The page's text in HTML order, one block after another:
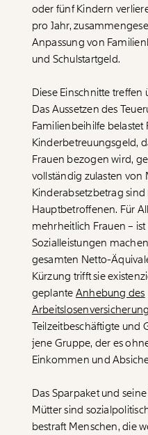
oder fünf Kindern
pro Jahr,
Anpassung von
und Schulstartgeld.
Diese Einschnitte
Das Aussetzen des
Familienbeihilfe belastet
Kinderbetreuungsgeld,
Frauen bezogen wird,
vollständig zulasten von
Kinderabsetzbetrag
Hauptbetroffenen. Für
mehrheitlich Frauen –
Sozialleistungen
gesamten Netto-
Kürzung trifft sie
geplante Anhebung des
Teilzeitbeschäftigte und
jene Gruppe, der es
Einkommen und
Das Sparpaket und
Mütter sind
bestraft Menschen, die